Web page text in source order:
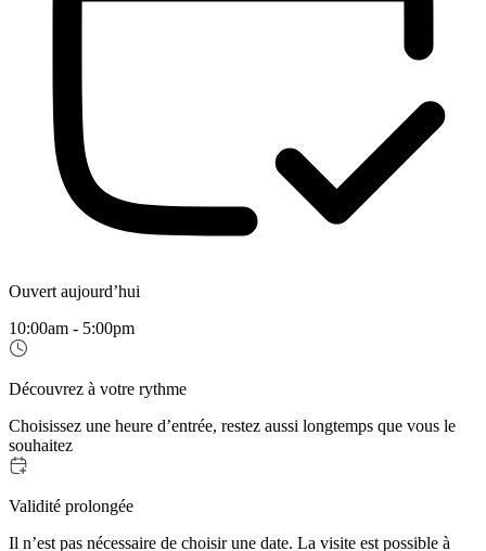
Ouvert aujourd’hui
10:00am - 5:00pm
Découvrez à votre rythme
Choisissez une heure d’entrée, restez aussi longtemps que vous le
souhaitez
Validité prolongée
Il n’est pas nécessaire de choisir une date. La visite est possible à